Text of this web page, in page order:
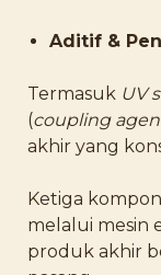
Aditif &
Termasuk UV
(coupling
akhir yang
Ketiga
melalui mesin
produk akhir